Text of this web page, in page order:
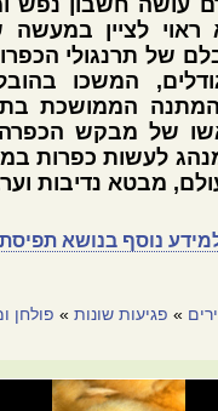
ראוי לציין במעשה
של תרנגולי
המשכו
הממושכת
של מבקש
לעשות כפרות
מבטא נדיבות
נוסף בנושא
» פגיעות שונות » פולחן